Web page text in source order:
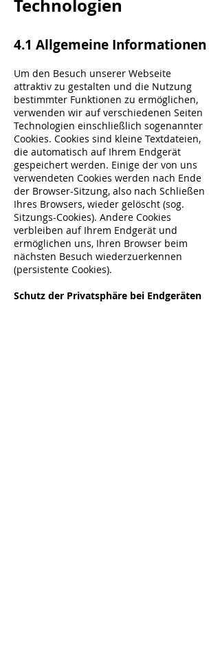
Technologien
4.1 Allgemeine Informationen
Um den Besuch unserer Webseite
attraktiv zu gestalten und die Nutzung
bestimmter Funktionen zu ermöglichen,
verwenden wir auf verschiedenen Seiten
Technologien einschließlich sogenannter
Cookies. Cookies sind kleine Textdateien,
die automatisch auf Ihrem Endgerät
gespeichert werden. Einige der von uns
verwendeten Cookies werden nach Ende
der Browser-Sitzung, also nach Schließen
Ihres Browsers, wieder gelöscht (sog.
Sitzungs-Cookies). Andere Cookies
verbleiben auf Ihrem Endgerät und
ermöglichen uns, Ihren Browser beim
nächsten Besuch wiederzuerkennen
(persistente Cookies).
Schutz der Privatsphäre bei Endgeräten